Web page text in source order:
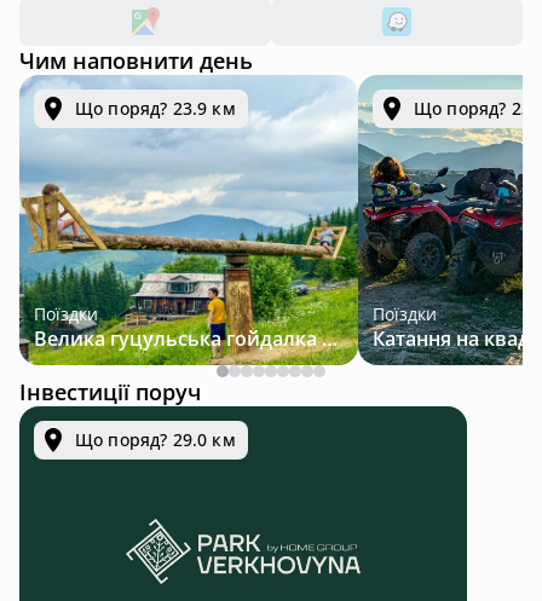
Чим наповнити день
Що поряд? 23.9 км
Поїздки
Велика гуцульська гойдалка — джип-тур у Карпатах
Що поряд?
Поїздки
Інвестиції поруч
Що поряд? 29.0 км